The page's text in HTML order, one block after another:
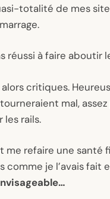
totalité de mes
réussi à faire
critiques.
mal,
rails.
me refaire une santé
comme je l’avais